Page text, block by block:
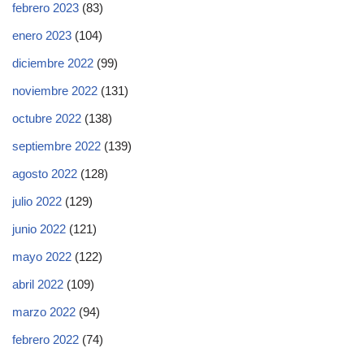
febrero 2023 (83)
enero 2023 (104)
diciembre 2022 (99)
noviembre 2022 (131)
octubre 2022 (138)
septiembre 2022 (139)
agosto 2022 (128)
julio 2022 (129)
junio 2022 (121)
mayo 2022 (122)
abril 2022 (109)
marzo 2022 (94)
febrero 2022 (74)